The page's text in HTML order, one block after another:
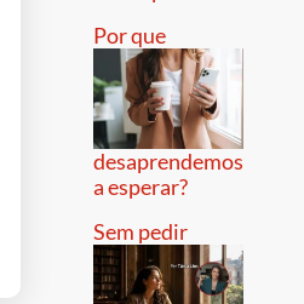
Por que
desaprendemos
a esperar?
Sem pedir